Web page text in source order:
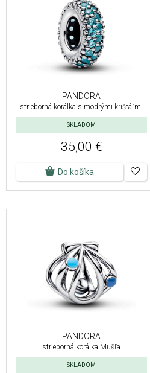
PANDORA
strieborná korálka s modrými krištáľmi
SKLADOM
35,00 €
Do košíka
PANDORA
strieborná korálka Mušľa
SKLADOM